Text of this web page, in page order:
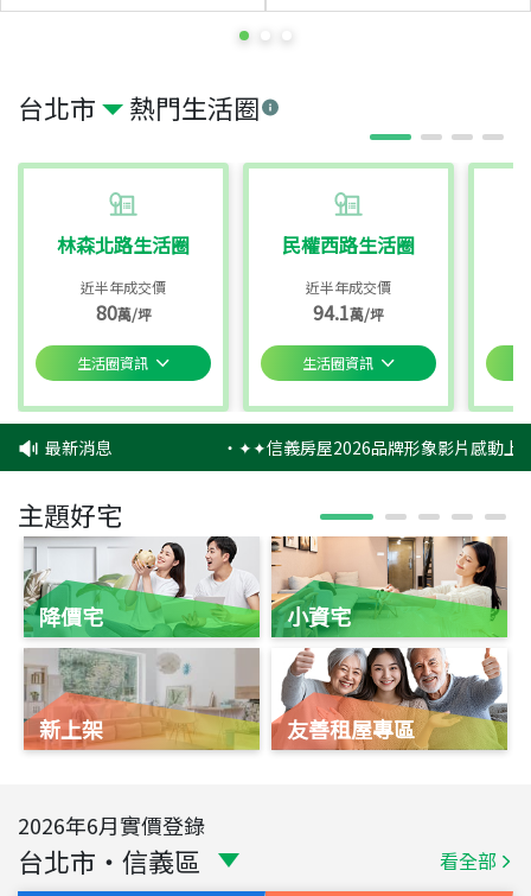
台北市 熱門生活圈
林森北路生活圈
近半年成交價
80萬/坪
生活圈資訊
民權西路生活圈
近半年成交價
94.1萬/坪
生活圈資訊
最新消息 ‧✦✦信義房屋2026品牌形象影片感動上
主題好宅
降價宅
新上架
小資宅
友善租屋專區
2026年6月實價登錄
台北市 ・ 信義區 看全部